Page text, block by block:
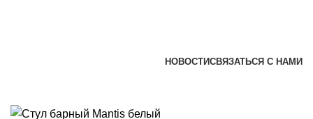
НОВОСТИСВЯЗАТЬСЯ С НАМИ